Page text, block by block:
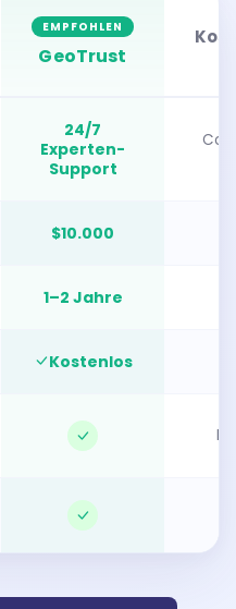
EMPFOHLEN
GeoTrust
24/7
Experten-
Support
$10.000
1–2 Jahre
Kostenlos